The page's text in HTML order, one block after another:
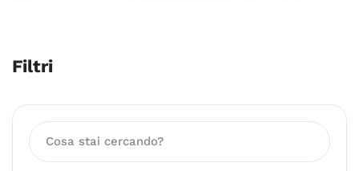
Filtri